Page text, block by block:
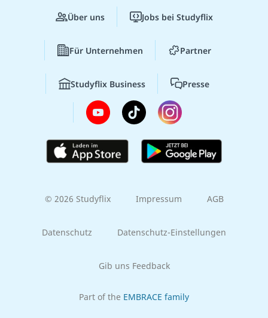
Über uns Jobs bei Studyflix
Für Unternehmen Partner
Studyflix Business Presse
© 2026 Studyflix Impressum AGB
Datenschutz Datenschutz-Einstellungen
Gib uns Feedback
Part of the EMBRACE family